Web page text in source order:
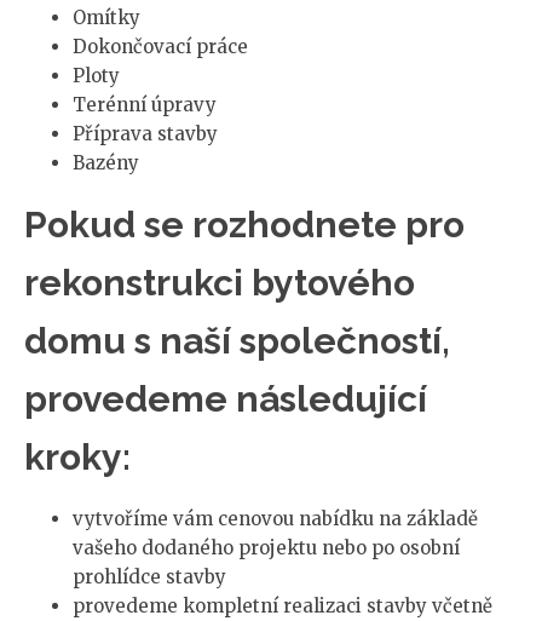
Omítky
Dokončovací práce
Ploty
Terénní úpravy
Příprava stavby
Bazény
Pokud se rozhodnete pro
rekonstrukci bytového
domu s naší společností,
provedeme následující
kroky:
vytvoříme vám cenovou nabídku na základě
vašeho dodaného projektu nebo po osobní
prohlídce stavby
provedeme kompletní realizaci stavby včetně